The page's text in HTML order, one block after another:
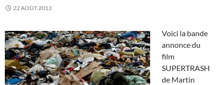
22 AOÛT 2013
Voici la bande
annonce du
film
SUPERTRASH
de Martin